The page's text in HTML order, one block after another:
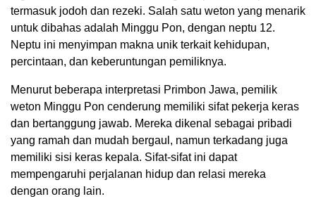
termasuk jodoh dan rezeki. Salah satu weton yang menarik
untuk dibahas adalah Minggu Pon, dengan neptu 12.
Neptu ini menyimpan makna unik terkait kehidupan,
percintaan, dan keberuntungan pemiliknya.
Menurut beberapa interpretasi Primbon Jawa, pemilik
weton Minggu Pon cenderung memiliki sifat pekerja keras
dan bertanggung jawab. Mereka dikenal sebagai pribadi
yang ramah dan mudah bergaul, namun terkadang juga
memiliki sisi keras kepala. Sifat-sifat ini dapat
mempengaruhi perjalanan hidup dan relasi mereka
dengan orang lain.